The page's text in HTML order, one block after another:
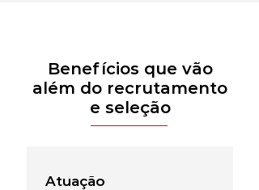
Benefícios que vão
além do recrutamento
e seleção
Atuação